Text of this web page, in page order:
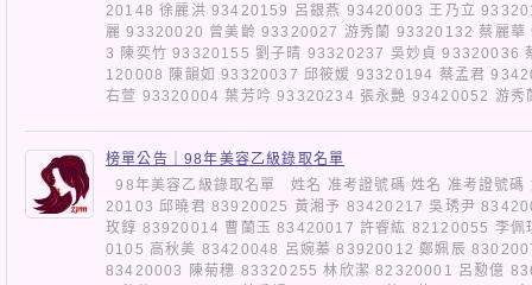
20148 徐麗洪 93420159 呂銀燕 93420003 王乃立
麗 93320020 曾美齡 93320027 游秀蘭 93320132 蔡麗
3 陳奕竹 93320155 劉子晴 93320237 吳妙貞 93320036
120008 陳韻如 93320037 邱筱媛 93320194 蔡孟君
右萱 93320004 葉芳吟 93320234 張永艷 93420052
榜單公告｜98年美容乙級錄取名單
98年美容乙級錄取名單 姓名 准考證號碼 姓名 准考證號
20103 邱曉君 83920025 黃湘予 83420217 吳琇尹
玫錞 83920014 曹蘭玉 83420017 許睿紘 82120055 李
0105 高秋美 83420048 呂婉蓁 83920012 鄭姵辰
83420003 陳菊穗 83320255 林欣潔 82320001 呂懃億